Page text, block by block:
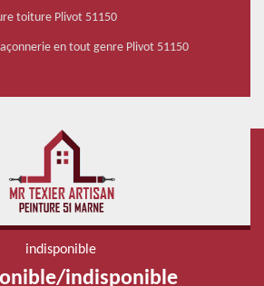
toiture Plivot 51150
en tout genre Plivot 51150
indisponible
/indisponible